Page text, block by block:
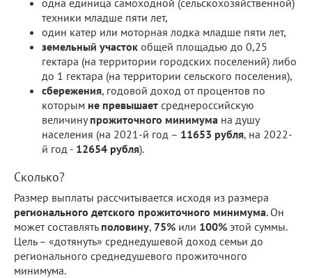
техники младше пяти лет,
один катер или моторная лодка младше пяти лет,
земельный участок общей площадью до 0,25
гектара (на территории городских поселений) либо
до 1 гектара (на территории сельского поселения),
сбережения, годовой доход от процентов по
которым не превышает среднероссийскую
величинупрожиточного минимума на душу
населения (на 2021-й год – 11653 рубля, на 2022-
й год - 12654 рубля).
Сколько?
Размер выплаты рассчитывается исходя из размера
регионального детского прожиточного минимума. Он
может составлять половину, 75% или 100% этой суммы.
Цель – «дотянуть» среднедушевой доход семьи до
регионального среднедушевого прожиточного
минимума.